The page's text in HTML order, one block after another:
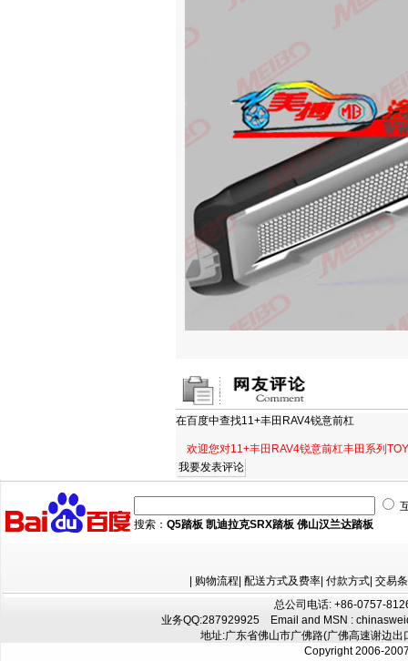
在百度中查找11+丰田RAV4锐意前杠
欢迎您对11+丰田RAV4锐意前杠丰田系列
搜索： Q5踏板 凯迪拉克SRX踏板 佛山汉兰达踏板
购物流程 配送方式及费率| 付款方式| 交易
总公司电话: +86-0757-
业务QQ:287929925 Email and MSN :
地址:广东省佛山市广佛路(广佛高速谢边
Copyright 2006-